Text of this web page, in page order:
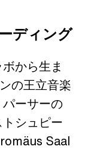
ディング
から生ま
の王立音楽
ーサーの
シュピー
Saal